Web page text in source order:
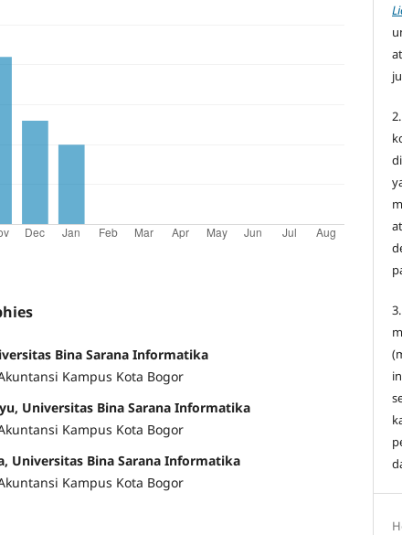
Bina Sarana Informatika
Kampus Kota Bogor
Universitas Bina Sarana Informatika
Kampus Kota Bogor
Universitas Bina Sarana Informatika
Kampus Kota Bogor